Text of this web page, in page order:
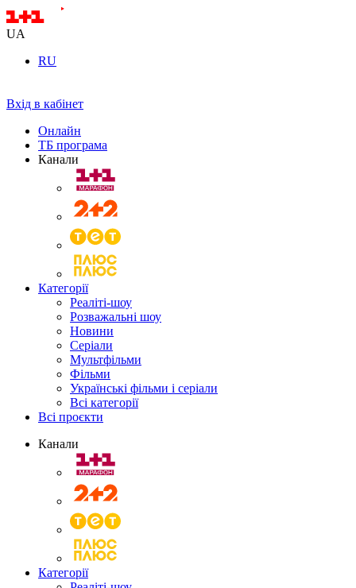
UA
RU
Вхід в кабінет
Онлайн
ТБ програма
Канали
Категорії
Реаліті-шоу
Розважальні шоу
Новини
Серіали
Мультфільми
Фільми
Українські фільми і серіали
Всі категорії
Всі проєкти
Канали
Категорії